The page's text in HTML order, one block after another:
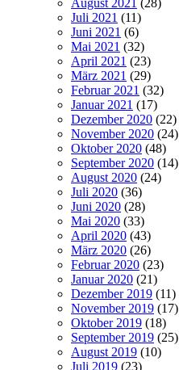
August 2021
(28)
Juli 2021 (11)
Juni 2021 (6)
Mai 2021 (32)
April 2021 (23)
März 2021 (29)
Februar 2021 (32)
Januar 2021 (17)
Dezember 2020 (22)
November 2020 (24)
Oktober 2020 (48)
September 2020 (14)
August 2020 (24)
Juli 2020 (36)
Juni 2020 (28)
Mai 2020 (33)
April 2020 (43)
März 2020 (26)
Februar 2020 (23)
Januar 2020 (21)
Dezember 2019 (11)
November 2019 (17)
Oktober 2019 (18)
September 2019 (25)
August 2019 (10)
Juli 2019 (23)